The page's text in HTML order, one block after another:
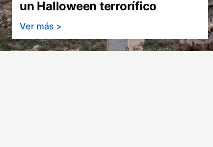
un Halloween terrorífico
Ver más >